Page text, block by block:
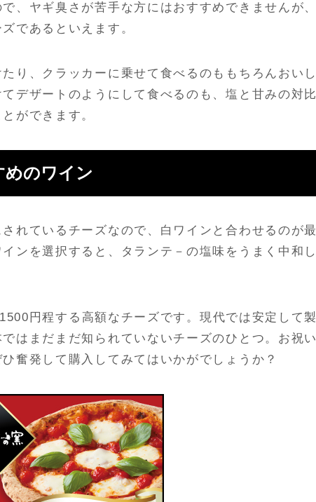
、ヤギ臭さが苦手な方にはおすすめできませんが、
であるといえます。
り、クラッカーに乗せて食べるのももちろんおいし
デザートのようにして食べるのも、塩と甘みの対比
ができます。
めのワイン
れているチーズなので、白ワインと合わせるのが最
ンを選択すると、タランテ－の塩味をうまく中和し
円程する高額なチーズです。現代では安定して製
はまだまだ知られていないチーズのひとつ。お祝い
奮発して購入してみてはいかがでしょうか？